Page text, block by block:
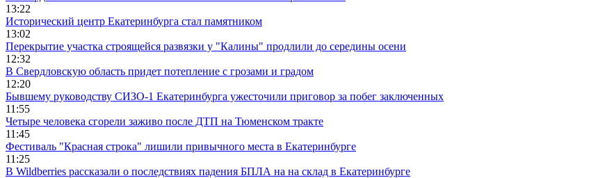
13:22
Исторический центр Екатеринбурга стал памятником
13:02
Перекрытие участка строящейся развязки у "Калины" продлили до середины осени
12:32
В Свердловскую область придет потепление с грозами и градом
12:20
Бывшему руководству СИЗО-1 Екатеринбурга ужесточили приговор за побег заключенных
11:55
Четыре человека сгорели заживо после ДТП на Тюменском тракте
11:45
Фестиваль "Красная строка" лишили привычного места в Екатеринбурге
11:25
В Wildberries рассказали о последствиях падения БПЛА на на склад в Екатеринбурге